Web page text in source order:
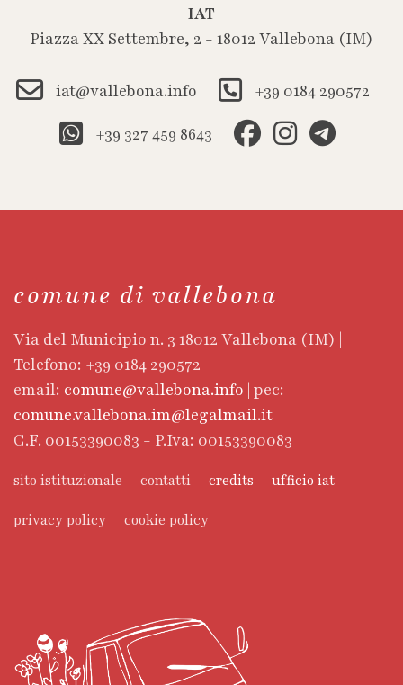
IAT
Piazza XX Settembre, 2 - 18012 Vallebona (IM)
iat@vallebona.info
+39 0184 290572
+39 327 459 8643
comune di vallebona
Via del Municipio n. 3 18012 Vallebona (IM) |
Telefono: +39 0184 290572
email: comune@vallebona.info | pec:
comune.vallebona.im@legalmail.it
C.F. 00153390083 - P.Iva: 00153390083
sito istituzionale contatti credits ufficio iat
privacy policy cookie policy